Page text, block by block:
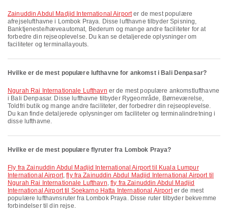
Zainuddin Abdul Madjid International Airporter de mest populære
afrejselufthavne i Lombok Praya. Disse lufthavne tilbyder Spisning,
Banktjeneste/hæveautomat, Bederum og mange andre faciliteter for at
forbedre din rejseoplevelse. Du kan se detaljerede oplysninger om
faciliteter og terminallayouts.
Hvilke er de mest populære lufthavne for ankomst i Bali Denpasar?
Ngurah Rai Internationale Lufthavn er de mest populære ankomstlufthavne
i Bali Denpasar. Disse lufthavne tilbyder Rygeområde, Børneværelse,
Toldfri butik og mange andre faciliteter, der forbedrer din rejseoplevelse.
Du kan finde detaljerede oplysninger om faciliteter og terminalindretning i
disse lufthavne.
Hvilke er de mest populære flyruter fra Lombok Praya?
fly fra Zainuddin Abdul Madjid International Airport til Kuala Lumpur
International Airport,fly fra Zainuddin Abdul Madjid International Airport til
Ngurah Rai Internationale Lufthavn,fly fra Zainuddin Abdul Madjid
International Airport til Soekarno Hatta International Airporter de mest
populære lufthavnsruter fra Lombok Praya. Disse ruter tilbyder bekvemme
forbindelser til din rejse.